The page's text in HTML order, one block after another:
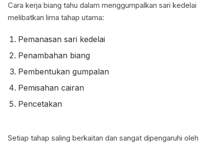
Cara kerja biang tahu dalam menggumpalkan sari kedelai
melibatkan lima tahap utama:
Pemanasan sari kedelai
Penambahan biang
Pembentukan gumpalan
Pemisahan cairan
Pencetakan
Setiap tahap saling berkaitan dan sangat dipengaruhi oleh